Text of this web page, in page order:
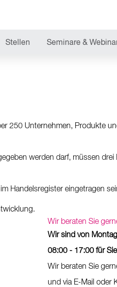
Stellen Seminare &
250 Unternehmen, Produkte
werden darf, müssen
Handelsregister eingetragen
Wir beraten Sie
Wir sind von
08:00 - 17:00 für
Wir beraten Sie
und via E-Mail oder